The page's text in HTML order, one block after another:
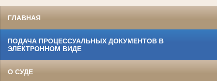
ГЛАВНАЯ
ПОДАЧА ПРОЦЕССУАЛЬНЫХ ДОКУМЕНТОВ В
ЭЛЕКТРОННОМ ВИДЕ
О СУДЕ